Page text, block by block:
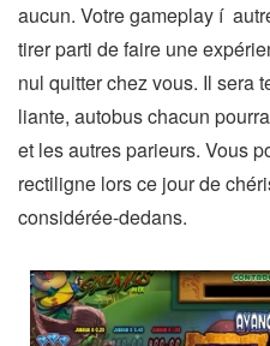
aucun. Votre gameplay í
tirer parti de faire une
nul quitter chez vous. Il sera
liante, autobus chacun
et les autres parieurs. Vous
rectiligne lors ce jour de
considérée-dedans.